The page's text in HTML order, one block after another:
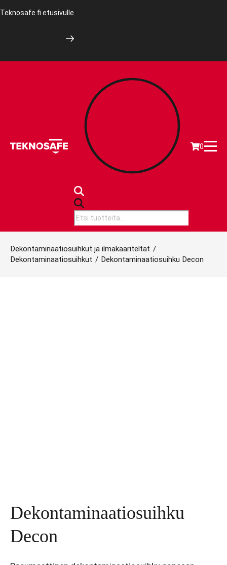
Teknosafe.fi etusivulle
search
0
Dekontaminaatiosuihkut ja ilmakaariteltat /
Dekontaminaatiosuihkut / Dekontaminaatiosuihku Decon
Dekontaminaatiosuihku
Decon